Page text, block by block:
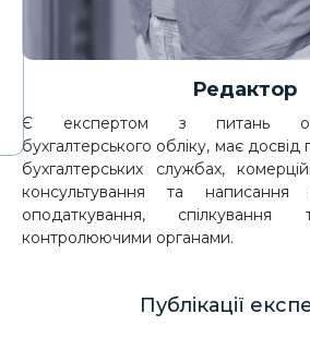
Редактор
Є експертом з питань
бухгалтерського обліку, має
бухгалтерських службах,
консультування та
оподаткування,
контролюючими органами.
Публікації